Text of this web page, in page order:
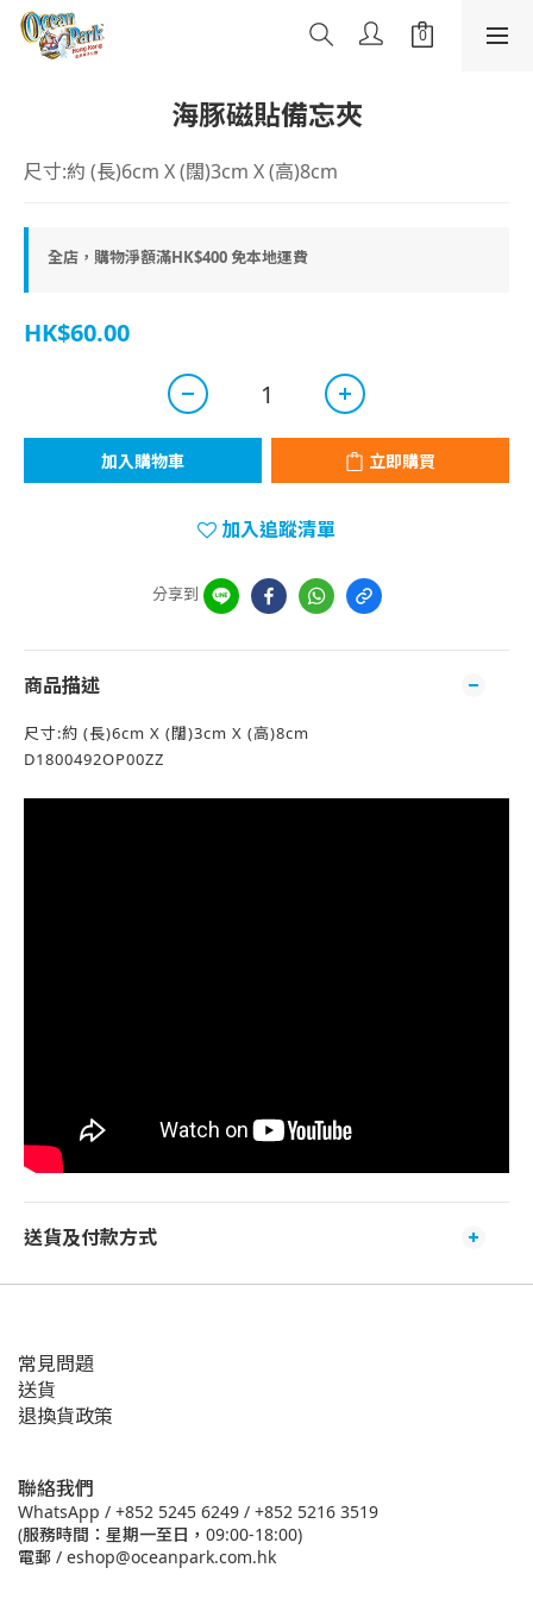
海豚磁貼備忘夾
尺寸:約 (長)6cm X (闊)3cm X (高)8cm
全店，購物淨額滿HK$400 免本地運費
HK$60.00
加入購物車 立即購買
加入追蹤清單
分享到
商品描述
尺寸:約 (長)6cm X (闊)3cm X (高)8cm
D1800492OP00ZZ
送貨及付款方式
常見問題
送貨
退換貨政策
聯絡我們
WhatsApp / +852 5245 6249 / +852 5216 3519
(服務時間：星期一至日，09:00-18:00)
電郵 / eshop@oceanpark.com.hk